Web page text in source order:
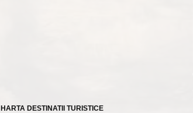
HARTA DESTINATII TURISTICE